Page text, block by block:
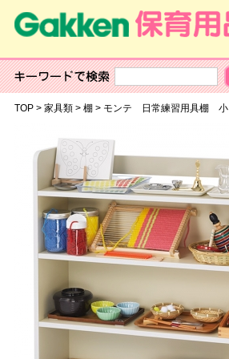
TOP> 家具類> 棚 > モンテ 日常練習用具棚 小